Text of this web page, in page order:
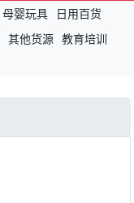
母婴玩具
日用百货
其他货源 教育培训